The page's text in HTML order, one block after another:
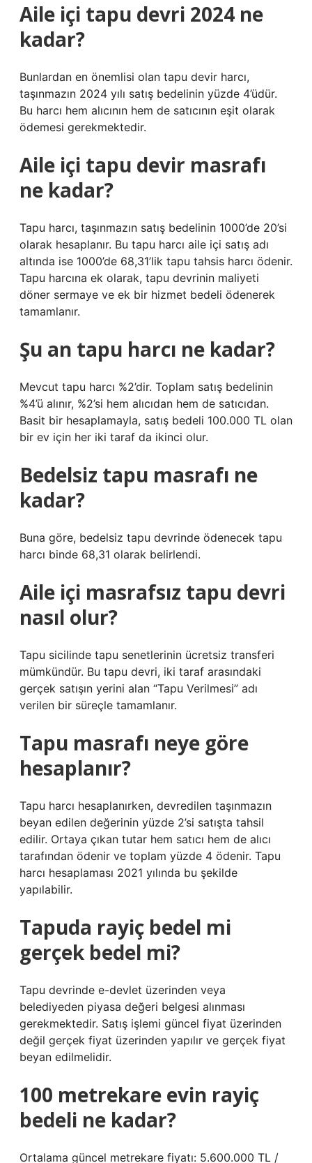
Aile içi tapu devri 2024 ne
kadar?
Bunlardan en önemlisi olan tapu devir harcı,
taşınmazın 2024 yılı satış bedelinin yüzde 4’üdür.
Bu harcı hem alıcının hem de satıcının eşit olarak
ödemesi gerekmektedir.
Aile içi tapu devir masrafı
ne kadar?
Tapu harcı, taşınmazın satış bedelinin 1000’de 20’si
olarak hesaplanır. Bu tapu harcı aile içi satış adı
altında ise 1000’de 68,31’lik tapu tahsis harcı ödenir.
Tapu harcına ek olarak, tapu devrinin maliyeti
döner sermaye ve ek bir hizmet bedeli ödenerek
tamamlanır.
Şu an tapu harcı ne kadar?
Mevcut tapu harcı %2’dir. Toplam satış bedelinin
%4’ü alınır, %2’si hem alıcıdan hem de satıcıdan.
Basit bir hesaplamayla, satış bedeli 100.000 TL olan
bir ev için her iki taraf da ikinci olur.
Bedelsiz tapu masrafı ne
kadar?
Buna göre, bedelsiz tapu devrinde ödenecek tapu
harcı binde 68,31 olarak belirlendi.
Aile içi masrafsız tapu devri
nasıl olur?
Tapu sicilinde tapu senetlerinin ücretsiz transferi
mümkündür. Bu tapu devri, iki taraf arasındaki
gerçek satışın yerini alan “Tapu Verilmesi” adı
verilen bir süreçle tamamlanır.
Tapu masrafı neye göre
hesaplanır?
Tapu harcı hesaplanırken, devredilen taşınmazın
beyan edilen değerinin yüzde 2’si satışta tahsil
edilir. Ortaya çıkan tutar hem satıcı hem de alıcı
tarafından ödenir ve toplam yüzde 4 ödenir. Tapu
harcı hesaplaması 2021 yılında bu şekilde
yapılabilir.
Tapuda rayiç bedel mi
gerçek bedel mi?
Tapu devrinde e-devlet üzerinden veya
belediyeden piyasa değeri belgesi alınması
gerekmektedir. Satış işlemi güncel fiyat üzerinden
değil gerçek fiyat üzerinden yapılır ve gerçek fiyat
beyan edilmelidir.
100 metrekare evin rayiç
bedeli ne kadar?
Ortalama güncel metrekare fiyatı: 5.600.000 TL /